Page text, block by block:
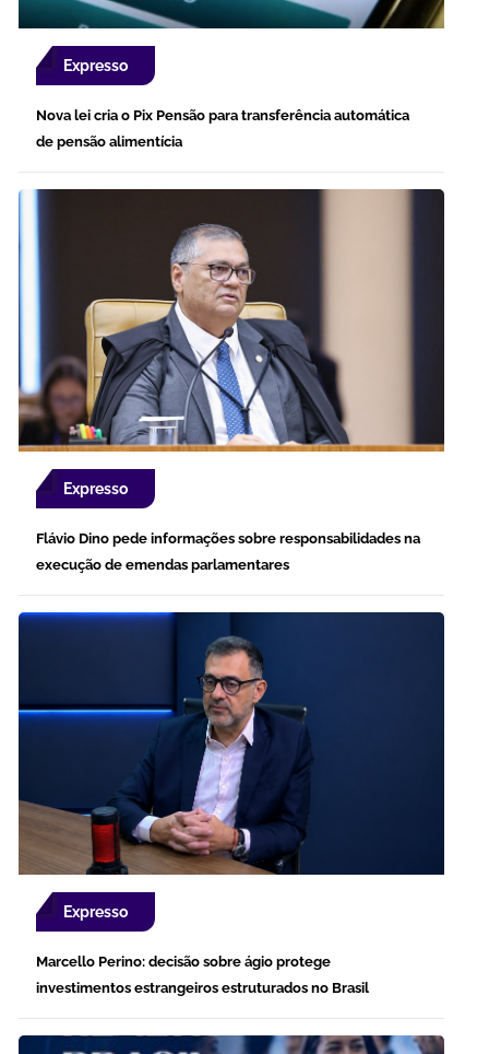
Expresso
Nova lei cria o Pix Pensão para transferência automática
de pensão alimentícia
Expresso
Flávio Dino pede informações sobre responsabilidades na
execução de emendas parlamentares
Expresso
Marcello Perino: decisão sobre ágio protege
investimentos estrangeiros estruturados no Brasil